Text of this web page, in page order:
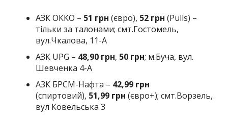
АЗК ОККО – 51 грн (євро), 52 грн (Pulls) –
тільки за талонами; смт.Гостомель,
вул.Чкалова, 11-А
АЗК UPG – 48,90 грн, 50 грн; м.Буча, вул.
Шевченка 4-А
АЗК БРСМ-Нафта – 42,99 грн
(спиртовий), 51,99 грн (євро+); смт.Ворзель,
вул Ковельська 3